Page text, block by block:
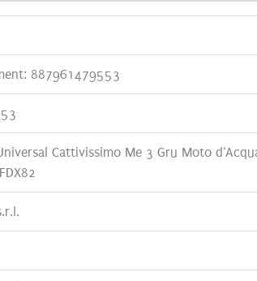
887961479553
Cattivissimo Me 3 Gru Moto